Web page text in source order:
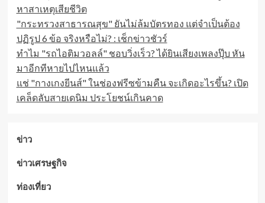
หาสาเหตุเสียชีวิต
"กระทรวงสาธารณสุข" ยันไม่ล้มบัตรทอง แต่จำเป็นต้อง
ปฏิรูป 6 ข้อ จริงหรือไม่? : เช็กข่าวชัวร์
ทำไม "รถไอติมวอลล์" ชอบวิ่งเร็ว? ได้ยินเสียงเพลงปุ๊บ หัน
มาอีกทีหายไปไหนแล้ว
แช่ "กางเกงยีนส์" ในช่องฟรีซข้ามคืน จะเกิดอะไรขึ้น? เปิด
เคล็ดลับสายเดนิม ประโยชน์เกินคาด
ข่าว
ข่าวเศรษฐกิจ
ท่องเที่ยว